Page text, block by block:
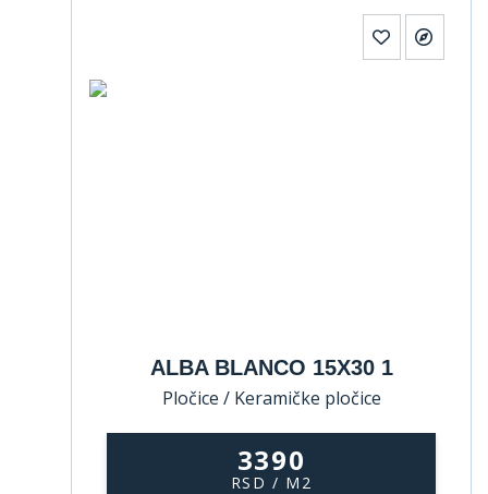
ALBA BLANCO 15X30 1
Pločice / Keramičke pločice
3390
RSD / M2